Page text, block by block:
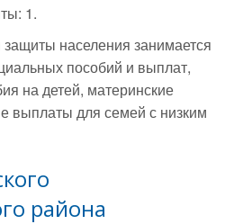
1.
населения занимается
пособий и выплат,
на детей, материнские
выплаты для семей с низким
района